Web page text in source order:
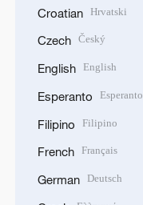
Croatian Hrvatski
Czech Český
English English
Esperanto Esperanto
Filipino Filipino
French Français
German Deutsch